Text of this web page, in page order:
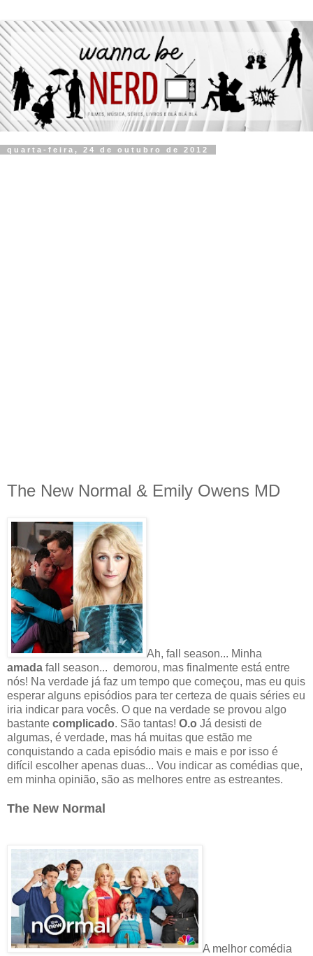
quarta-feira, 24 de outubro de 2012
The New Normal & Emily Owens MD
Ah, fall season... Minha
amada fall season... demorou, mas finalmente está entre
nós! Na verdade já faz um tempo que começou, mas eu quis
esperar alguns episódios para ter certeza de quais séries eu
iria indicar para vocês. O que na verdade se provou algo
bastante complicado. São tantas! O.o Já desisti de
algumas, é verdade, mas há muitas que estão me
conquistando a cada episódio mais e mais e por isso é
difícil escolher apenas duas... Vou indicar as comédias que,
em minha opinião, são as melhores entre as estreantes.
The New Normal
A melhor comédia